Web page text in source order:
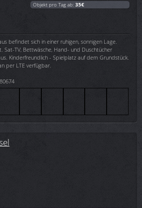
Objekt pro Tag ab: 35€
befindet sich in einer ruhigen, sonnigen Lage.
Sat-TV, Bettwäsche, Hand- und Duschtücher
Kinderfreundlich - Spielplatz auf dem Grundstück.
per LTE verfügbar.